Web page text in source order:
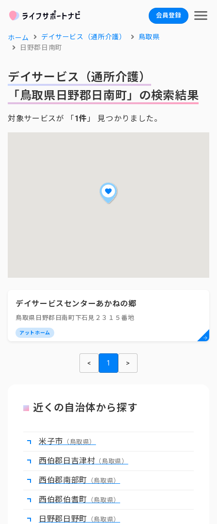
会員登録
ホーム デイサービス（通所介護）
鳥取県
日野郡日南町
デイサービス（通所介護）
「鳥取県日野郡日南町」の検索結果
対象サービスが 「1件 」 見つかりました。
デイサービスセンターあかねの郷
鳥取県日野郡日南町下石見２３１５番地
アットホーム
< 1 >
近くの自治体から探す
米子市 （鳥取県）
西伯郡日吉津村 （鳥取県）
西伯郡南部町 （鳥取県）
西伯郡伯耆町 （鳥取県）
日野郡日野町 （鳥取県）